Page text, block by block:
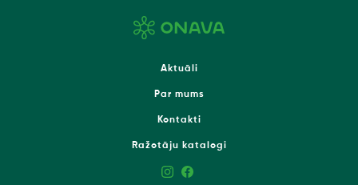
Aktuāli
Par mums
Kontakti
Ražotāju katalogi